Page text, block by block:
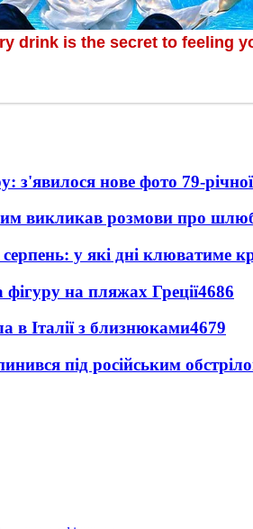
з'явилося нове фото 79-
викликав розмови про
у які дні клюватиме
на пляжах Греції4686
в Італії з близнюками4679
під російським